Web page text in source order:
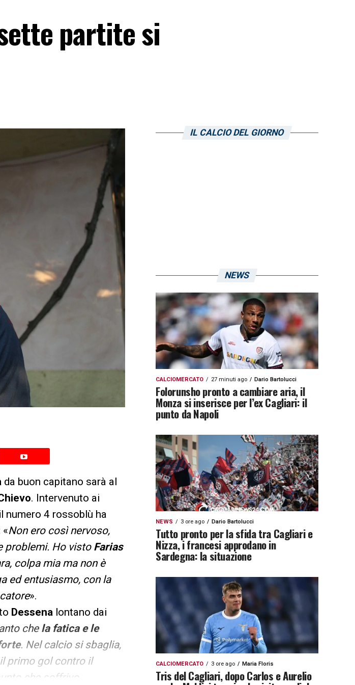
partite si
da buon capitano sarà al
. Intervenuto ai
numero 4 rossoblù ha
Non ero così nervoso,
problemi. Ho visto Farias
colpa mia ma non è
ed entusiasmo, con la
».
Dessena lontano dai
che la fatica e le
. Nel calcio si sbaglia,
primo gol contro il
che soffrivo
IL CALCIO DEL GIORNO
NEWS
CALCIOMERCATO 27 minuti ago Dario Bartolucci
Folorunsho pronto a cambiare aria, il
Monza si inserisce per l’ex Cagliari: il
punto da Napoli
NEWS 3 ore ago Dario Bartolucci
Tutto pronto per la sfida tra Cagliari e
Nizza, i francesi approdano in
Sardegna: la situazione
CALCIOMERCATO 3 ore ago Maria Floris
Tris del Cagliari, dopo Carlos e Aurelio